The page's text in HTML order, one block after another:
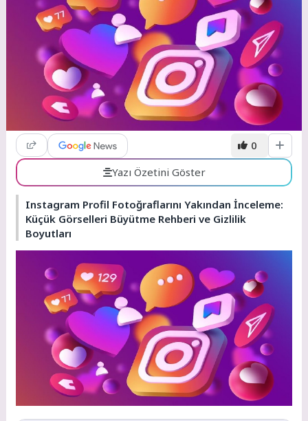
0
Yazı Özetini Göster
Instagram Profil Fotoğraflarını Yakından İnceleme:
Küçük Görselleri Büyütme Rehberi ve Gizlilik
Boyutları